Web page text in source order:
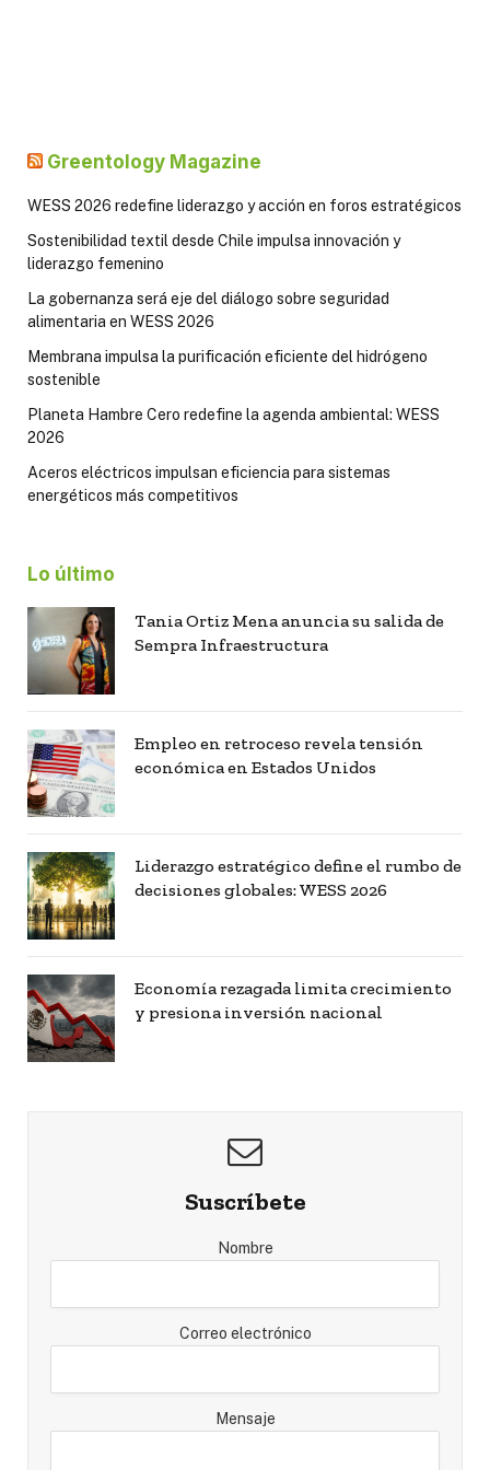
Greentology Magazine
WESS 2026 redefine liderazgo y acción en foros estratégicos
Sostenibilidad textil desde Chile impulsa innovación y
liderazgo femenino
La gobernanza será eje del diálogo sobre seguridad
alimentaria en WESS 2026
Membrana impulsa la purificación eficiente del hidrógeno
sostenible
Planeta Hambre Cero redefine la agenda ambiental: WESS
2026
Aceros eléctricos impulsan eficiencia para sistemas
energéticos más competitivos
Lo último
Tania Ortiz Mena anuncia su salida de
Sempra Infraestructura
Empleo en retroceso revela tensión
económica en Estados Unidos
Liderazgo estratégico define el rumbo de
decisiones globales: WESS 2026
Economía rezagada limita crecimiento
y presiona inversión nacional
Suscríbete
Nombre
Correo electrónico
Mensaje